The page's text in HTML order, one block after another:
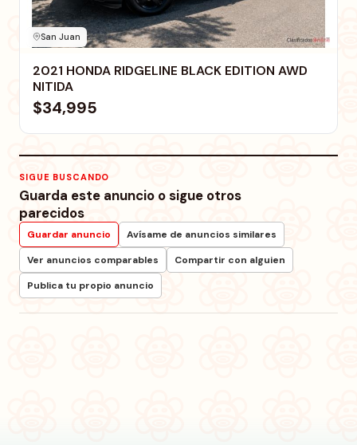
San Juan
2021 HONDA RIDGELINE BLACK EDITION AWD
NITIDA
$34,995
SIGUE BUSCANDO
Guarda este anuncio o sigue otros
parecidos
Guardar anuncio
Avísame de anuncios similares
Ver anuncios comparables
Compartir con alguien
Publica tu propio anuncio